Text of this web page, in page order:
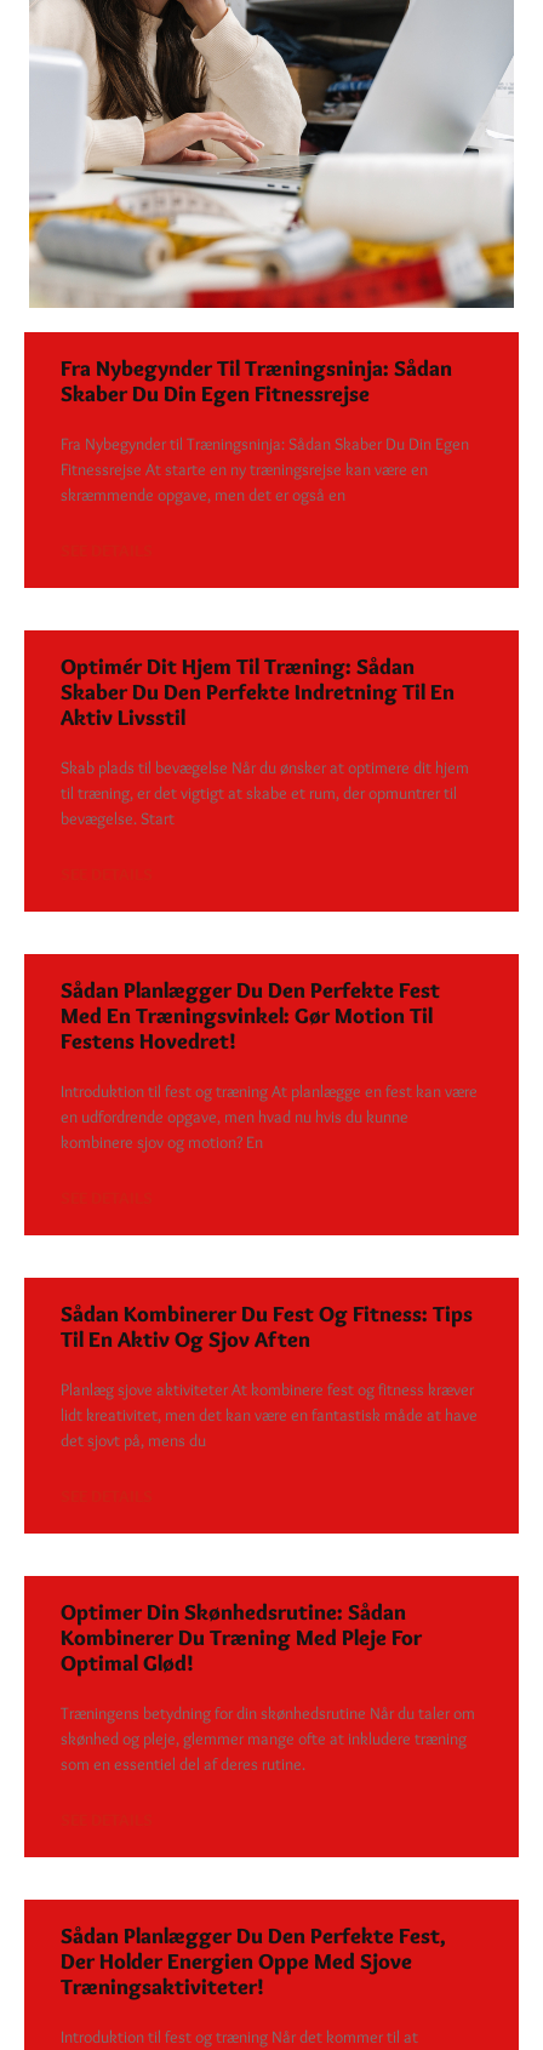
Fra Nybegynder Til Træningsninja: Sådan
Skaber Du Din Egen Fitnessrejse
Fra Nybegynder til Træningsninja: Sådan Skaber Du Din Egen
Fitnessrejse At starte en ny træningsrejse kan være en
skræmmende opgave, men det er også en
Optimér Dit Hjem Til Træning: Sådan
Skaber Du Den Perfekte Indretning Til En
Aktiv Livsstil
Skab plads til bevægelse Når du ønsker at optimere dit hjem
til træning, er det vigtigt at skabe et rum, der opmuntrer til
bevægelse. Start
Sådan Planlægger Du Den Perfekte Fest
Med En Træningsvinkel: Gør Motion Til
Festens Hovedret!
Introduktion til fest og træning At planlægge en fest kan være
en udfordrende opgave, men hvad nu hvis du kunne
kombinere sjov og motion? En
Sådan Kombinerer Du Fest Og Fitness: Tips
Til En Aktiv Og Sjov Aften
Planlæg sjove aktiviteter At kombinere fest og fitness kræver
lidt kreativitet, men det kan være en fantastisk måde at have
det sjovt på, mens du
Optimer Din Skønhedsrutine: Sådan
Kombinerer Du Træning Med Pleje For
Optimal Glød!
Træningens betydning for din skønhedsrutine Når du taler om
skønhed og pleje, glemmer mange ofte at inkludere træning
som en essentiel del af deres rutine.
Sådan Planlægger Du Den Perfekte Fest,
Der Holder Energien Oppe Med Sjove
Træningsaktiviteter!
Introduktion til fest og træning Når det kommer til at